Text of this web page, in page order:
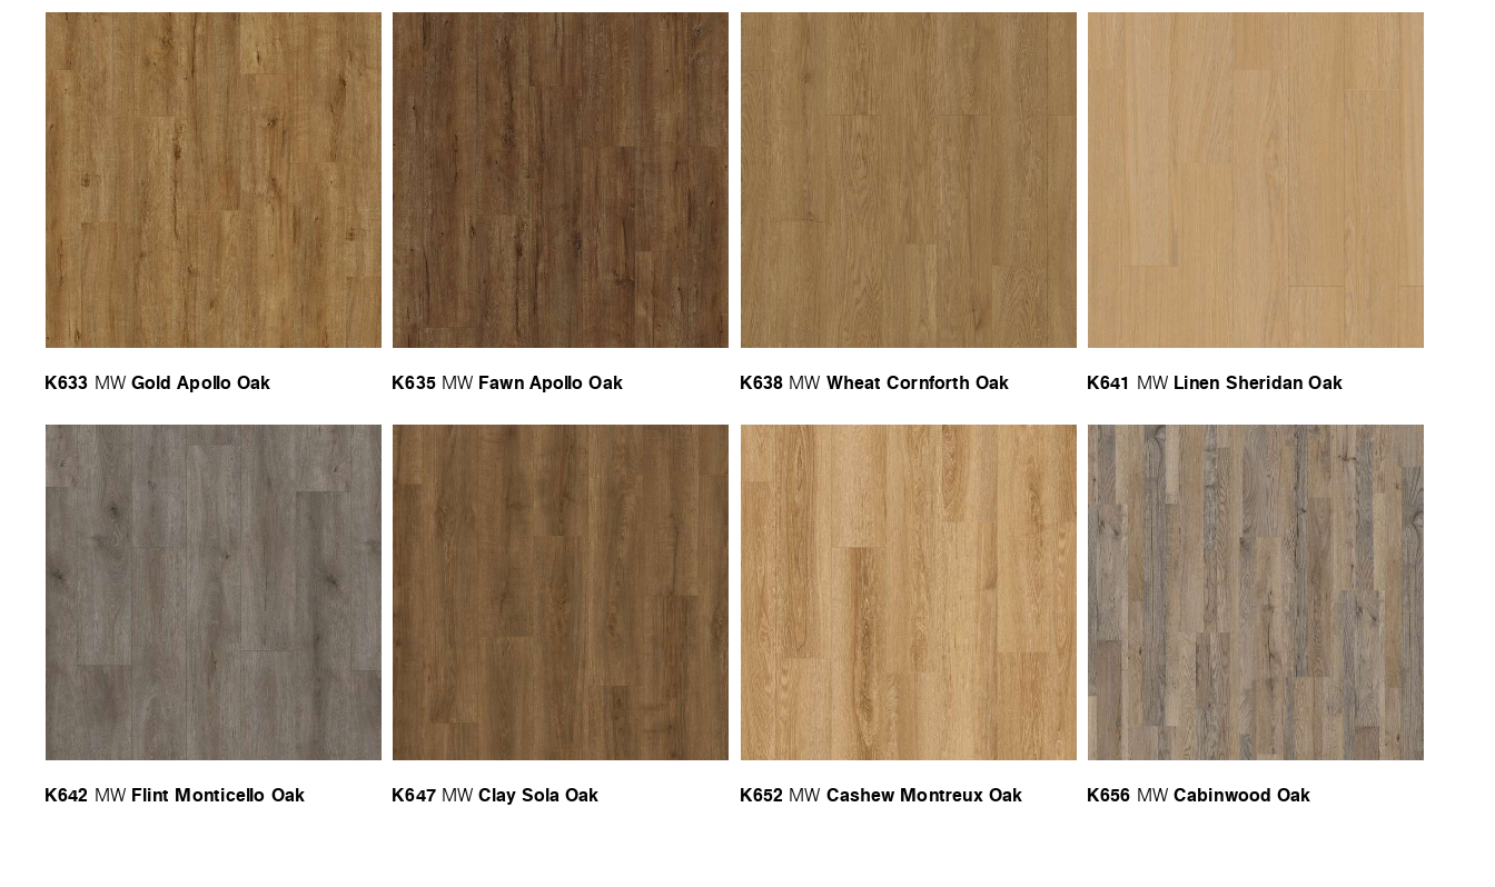
K633 MW Gold Apollo Oak K635 MW Fawn Apollo Oak K638 MW Wheat Cornforth Oak K641 MW Linen Sheridan Oak
K642 MW Flint Monticello Oak K647 MW Clay Sola Oak K652 MW Cashew Montreux Oak K656 MW Cabinwood Oak